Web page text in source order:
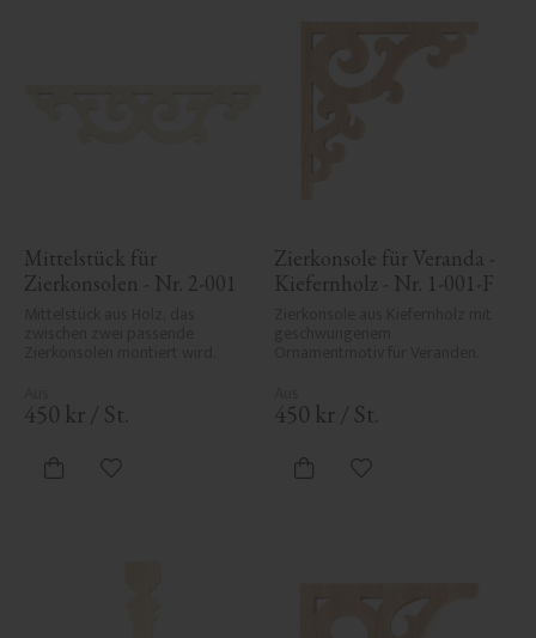
Mittelstück für
Zierkonsolen - Nr. 2-001
450 kr / St.
Zu Favoriten hinzufügen
Zierkonsole für Veranda -
Kiefernholz - Nr. 1-001-F
450 kr / St.
Zu Favoriten